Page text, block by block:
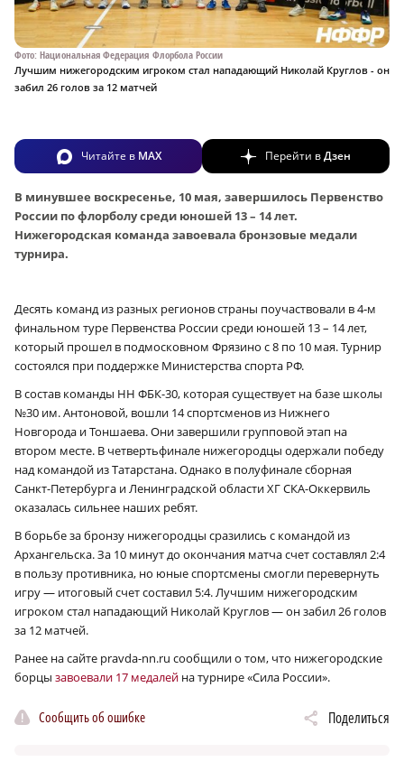
Фото: Национальная Федерация Флорбола России
Лучшим нижегородским игроком стал нападающий Николай Круглов - он
забил 26 голов за 12 матчей
Читайте в MAX Перейти вДзен
В минувшее воскресенье, 10 мая, завершилось Первенство
России по флорболу среди юношей 13 – 14 лет.
Нижегородская команда завоевала бронзовые медали
турнира.
Десять команд из разных регионов страны поучаствовали в 4‑м
финальном туре Первенства России среди юношей 13 – 14 лет,
который прошел в подмосковном Фрязино с 8 по 10 мая. Турнир
состоялся при поддержке Министерства спорта РФ.
В состав команды НН ФБК-30, которая существует на базе школы
№30 им. Антоновой, вошли 14 спортсменов из Нижнего
Новгорода и Тоншаева. Они завершили групповой этап на
втором месте. В четвертьфинале нижегородцы одержали победу
над командой из Татарстана. Однако в полуфинале сборная
Санкт-Петербурга и Ленинградской области ХГ СКА-Оккервиль
оказалась сильнее наших ребят.
В борьбе за бронзу нижегородцы сразились с командой из
Архангельска. За 10 минут до окончания матча счет составлял 2:4
в пользу противника, но юные спортсмены смогли перевернуть
игру — итоговый счет составил 5:4. Лучшим нижегородским
игроком стал нападающий Николай Круглов — он забил 26 голов
за 12 матчей.
Ранее на сайте pravda-nn.ru сообщили о том, что нижегородские
борцы завоевали 17 медалей на турнире «Сила России».
Сообщить об ошибке Поделиться